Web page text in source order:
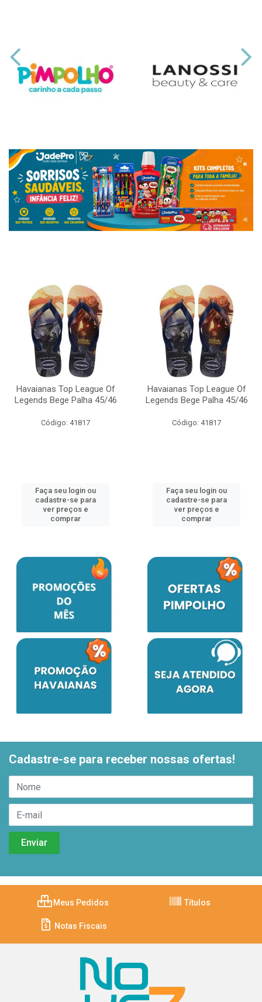
Havaianas Top League Of
Legends Bege Palha 45/46
Código: 41817
Faça seu login ou
cadastre-se para
ver preços e
comprar
Havaianas Top League Of
Legends Bege Palha 45/46
Código: 41817
Faça seu login ou
cadastre-se para
ver preços e
comprar
Cadastre-se para receber nossas ofertas!
Meus Pedidos Títulos
Notas Fiscais